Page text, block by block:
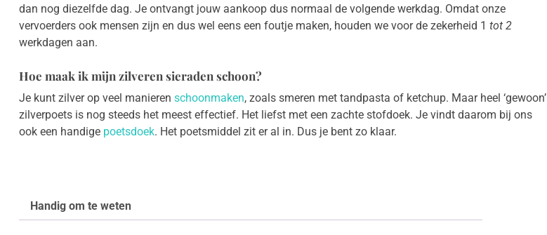
dan nog diezelfde dag. Je ontvangt jouw aankoop dus normaal de volgende werkdag. Omdat onze
vervoerders ook mensen zijn en dus wel eens een foutje maken, houden we voor de zekerheid 1 tot 2
werkdagen aan.
Hoe maak ik mijn zilveren sieraden schoon?
Je kunt zilver op veel manieren schoonmaken, zoals smeren met tandpasta of ketchup. Maar heel ‘gewoon’
zilverpoets is nog steeds het meest effectief. Het liefst met een zachte stofdoek. Je vindt daarom bij ons
ook een handige poetsdoek. Het poetsmiddel zit er al in. Dus je bent zo klaar.
Handig om te weten